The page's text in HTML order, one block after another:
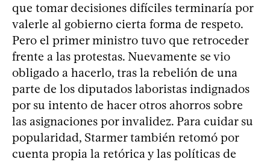
que tomar decisiones difíciles terminaría por
valerle al gobierno cierta forma de respeto.
Pero el primer ministro tuvo que retroceder
frente a las protestas. Nuevamente se vio
obligado a hacerlo, tras la rebelión de una
parte de los diputados laboristas indignados
por su intento de hacer otros ahorros sobre
las asignaciones por invalidez. Para cuidar su
popularidad, Starmer también retomó por
cuenta propia la retórica y las políticas de